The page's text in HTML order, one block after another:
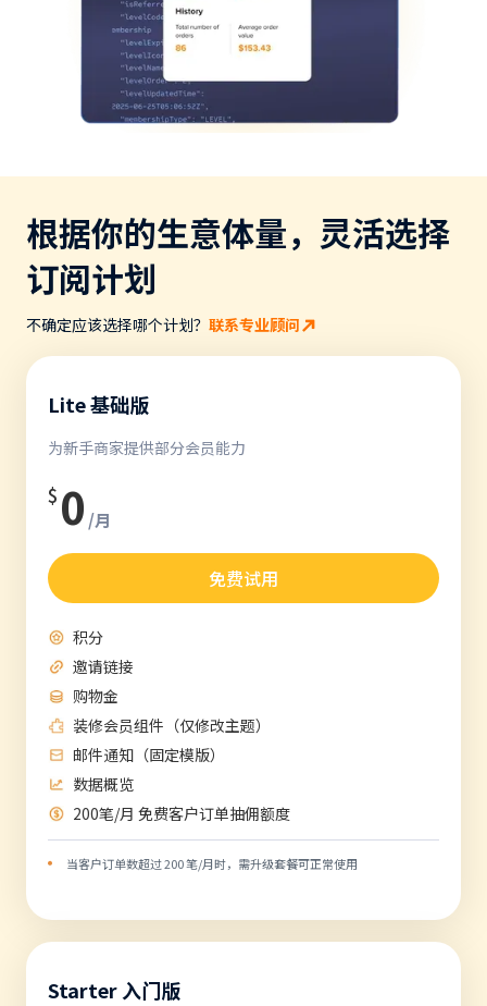
根据你的生意体量，灵活选择
订阅计划
不确定应该选择哪个计划？ 联系专业顾问
Lite 基础版
为新手商家提供部分会员能力
$ 0 /月
免费试用
积分
邀请链接
购物金
装修会员组件（仅修改主题）
邮件通知（固定模版）
数据概览
200笔/月 免费客户订单抽佣额度
当客户订单数超过 200 笔/月时，需升级套餐可正常使用
Starter 入门版